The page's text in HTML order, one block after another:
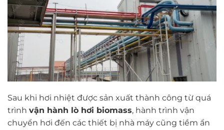
Sau khi hơi nhiệt được sản xuất thành công từ quá
trình vận hành lò hơi biomass, hành trình vận
chuyển hơi đến các thiết bị nhà máy cũng tiềm ẩn